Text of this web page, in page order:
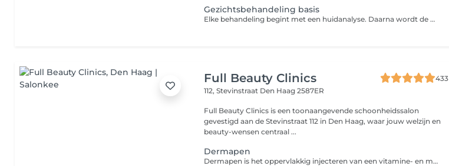
Gezichtsbehandeling basis
Elke behandeling begint met een huidanalyse. Daarna wordt de huid grondig gereinigd en verzorgd, aangepast aan jou huidtype en wat je huid op dat moment nodig heeft .Voor wie snel resultaat wil is er onze basisbehandelingen. Reinigen, verzorgen, eventueel onzuiverheden verwijderen en afsluiten met een masker en dag crème. De huid voelt hierdoor schoner ,rustiger en zichtbaar frisser. Wij werken uitsluitend met lookx skincare
Full Beauty Clinics
433
112, Stevinstraat Den Haag 2587ER
Full Beauty Clinics is een toonaangevende schoonheidssalon
gevestigd aan de Stevinstraat 112 in Den Haag, waar jouw welzijn en
beauty-wensen centraal ...
Dermapen
Dermapen is het oppervlakkig injecteren van een vitamine- en mineralencomplex dat de werking van fibroblasten stimuleert gebruikt. Fibroblasten zorgen ervoor dat de huid collageen aanmaakt en de elasticiteit verbetert. Het aanwezige hyaluronzuur herstelt de vochtbalans in de huid. De dermapen werkt doormiddel van 5 of 9 kleine micronaaldjes tegelijk en vult de huid met hyaluronic acid, vitamine B3, aminozuur of andere boosters. Maak een keus uit de verschillende boosters of laat onze arts u adviseren: Aqua Stem Cell Culture Ampoules, AC Stem Cell Gold Ampoules, Peptide Gold Ampoules, Salmon DNA Gold Ampoules, Whitening & Wrinkle Stem Cell Culture Ampoules.